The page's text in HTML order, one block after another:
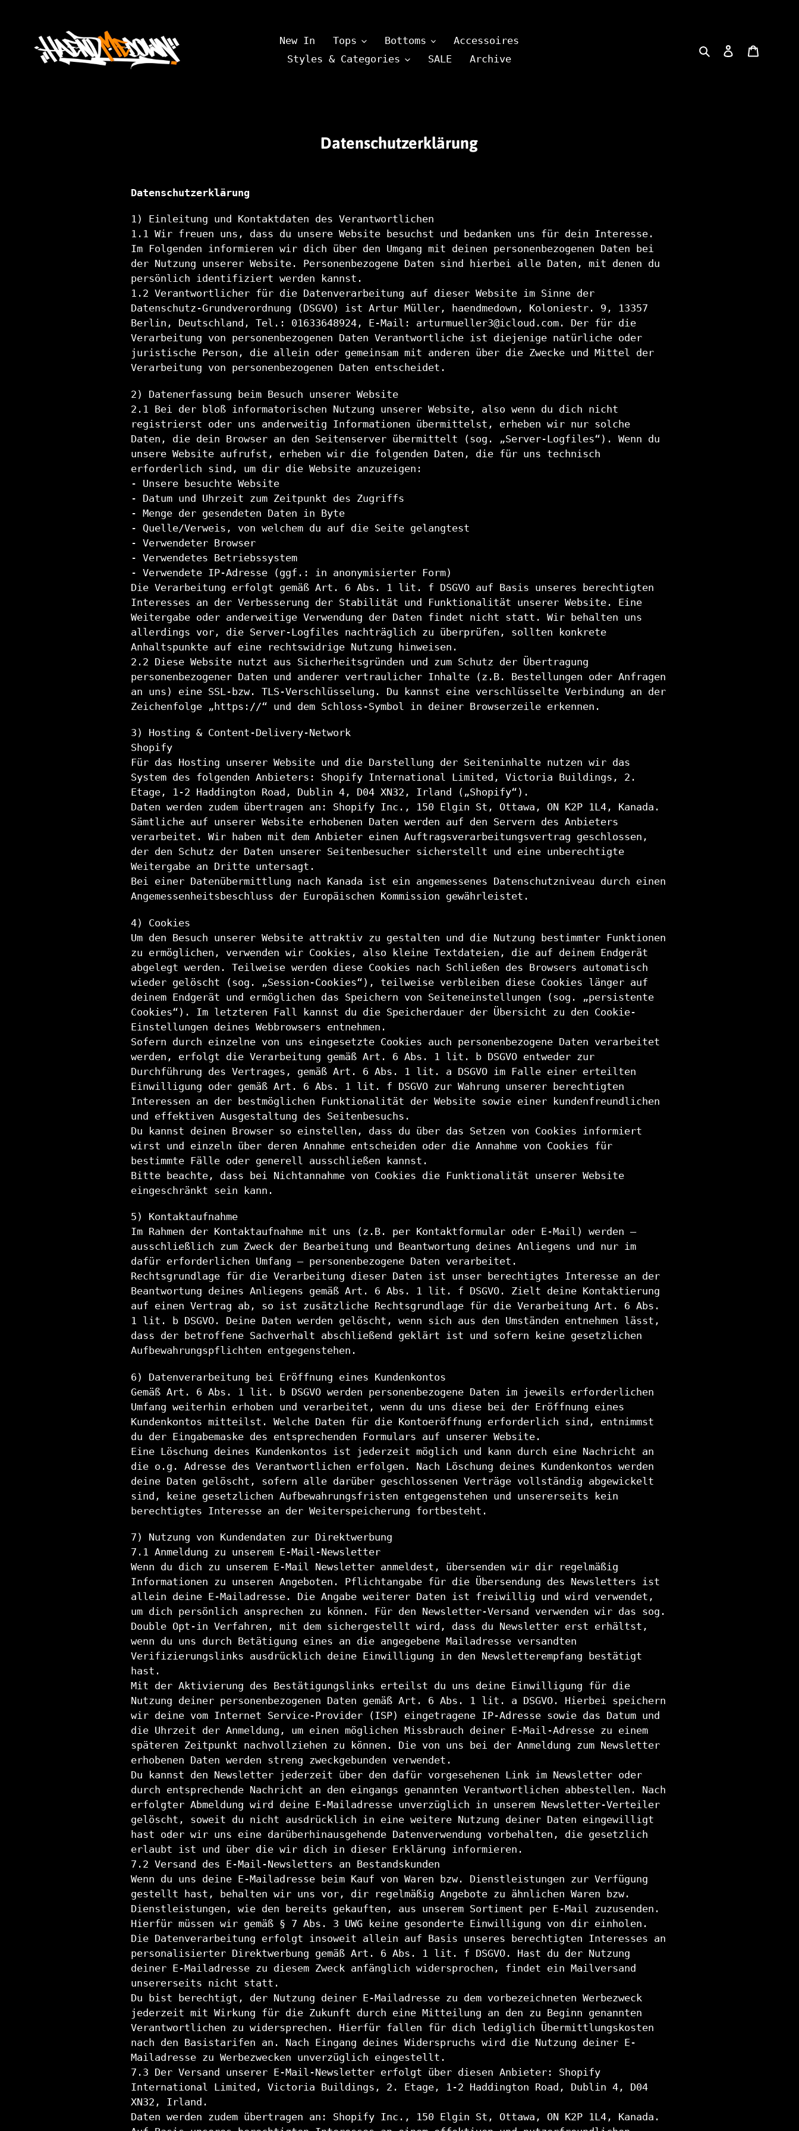
New In Tops Bottoms
Accessoires
Styles & Categories
SALE Archive
SuchenEinloggen
Datenschutzerklärung
Datenschutzerklärung
1) Einleitung und Kontaktdaten des Verantwortlichen
1.1 Wir freuen uns, dass du unsere Website besuchst und bedanken uns für dein Interesse.
Im Folgenden informieren wir dich über den Umgang mit deinen personenbezogenen Daten bei
der Nutzung unserer Website. Personenbezogene Daten sind hierbei alle Daten, mit denen du
persönlich identifiziert werden kannst.
1.2 Verantwortlicher für die Datenverarbeitung auf dieser Website im Sinne der
Datenschutz-Grundverordnung (DSGVO) ist Artur Müller, haendmedown, Koloniestr. 9, 13357
Berlin, Deutschland, Tel.: 01633648924, E-Mail: arturmueller3@icloud.com. Der für die
Verarbeitung von personenbezogenen Daten Verantwortliche ist diejenige natürliche oder
juristische Person, die allein oder gemeinsam mit anderen über die Zwecke und Mittel der
Verarbeitung von personenbezogenen Daten entscheidet.
2) Datenerfassung beim Besuch unserer Website
2.1 Bei der bloß informatorischen Nutzung unserer Website, also wenn du dich nicht
registrierst oder uns anderweitig Informationen übermittelst, erheben wir nur solche
Daten, die dein Browser an den Seitenserver übermittelt (sog. „Server-Logfiles“). Wenn du
unsere Website aufrufst, erheben wir die folgenden Daten, die für uns technisch
erforderlich sind, um dir die Website anzuzeigen:
- Unsere besuchte Website
- Datum und Uhrzeit zum Zeitpunkt des Zugriffs
- Menge der gesendeten Daten in Byte
- Quelle/Verweis, von welchem du auf die Seite gelangtest
- Verwendeter Browser
- Verwendetes Betriebssystem
- Verwendete IP-Adresse (ggf.: in anonymisierter Form)
Die Verarbeitung erfolgt gemäß Art. 6 Abs. 1 lit. f DSGVO auf Basis unseres berechtigten
Interesses an der Verbesserung der Stabilität und Funktionalität unserer Website. Eine
Weitergabe oder anderweitige Verwendung der Daten findet nicht statt. Wir behalten uns
allerdings vor, die Server-Logfiles nachträglich zu überprüfen, sollten konkrete
Anhaltspunkte auf eine rechtswidrige Nutzung hinweisen.
2.2 Diese Website nutzt aus Sicherheitsgründen und zum Schutz der Übertragung
personenbezogener Daten und anderer vertraulicher Inhalte (z.B. Bestellungen oder Anfragen
an uns) eine SSL-bzw. TLS-Verschlüsselung. Du kannst eine verschlüsselte Verbindung an der
Zeichenfolge „https://“ und dem Schloss-Symbol in deiner Browserzeile erkennen.
3) Hosting & Content-Delivery-Network
Shopify
Für das Hosting unserer Website und die Darstellung der Seiteninhalte nutzen wir das
System des folgenden Anbieters: Shopify International Limited, Victoria Buildings, 2.
Etage, 1-2 Haddington Road, Dublin 4, D04 XN32, Irland („Shopify“).
Daten werden zudem übertragen an: Shopify Inc., 150 Elgin St, Ottawa, ON K2P 1L4, Kanada.
Sämtliche auf unserer Website erhobenen Daten werden auf den Servern des Anbieters
verarbeitet. Wir haben mit dem Anbieter einen Auftragsverarbeitungsvertrag geschlossen,
der den Schutz der Daten unserer Seitenbesucher sicherstellt und eine unberechtigte
Weitergabe an Dritte untersagt.
Bei einer Datenübermittlung nach Kanada ist ein angemessenes Datenschutzniveau durch einen
Angemessenheitsbeschluss der Europäischen Kommission gewährleistet.
4) Cookies
Um den Besuch unserer Website attraktiv zu gestalten und die Nutzung bestimmter Funktionen
zu ermöglichen, verwenden wir Cookies, also kleine Textdateien, die auf deinem Endgerät
abgelegt werden. Teilweise werden diese Cookies nach Schließen des Browsers automatisch
wieder gelöscht (sog. „Session-Cookies“), teilweise verbleiben diese Cookies länger auf
deinem Endgerät und ermöglichen das Speichern von Seiteneinstellungen (sog. „persistente
Cookies“). Im letzteren Fall kannst du die Speicherdauer der Übersicht zu den Cookie-
Einstellungen deines Webbrowsers entnehmen.
Sofern durch einzelne von uns eingesetzte Cookies auch personenbezogene Daten verarbeitet
werden, erfolgt die Verarbeitung gemäß Art. 6 Abs. 1 lit. b DSGVO entweder zur
Durchführung des Vertrages, gemäß Art. 6 Abs. 1 lit. a DSGVO im Falle einer erteilten
Einwilligung oder gemäß Art. 6 Abs. 1 lit. f DSGVO zur Wahrung unserer berechtigten
Interessen an der bestmöglichen Funktionalität der Website sowie einer kundenfreundlichen
und effektiven Ausgestaltung des Seitenbesuchs.
Du kannst deinen Browser so einstellen, dass du über das Setzen von Cookies informiert
wirst und einzeln über deren Annahme entscheiden oder die Annahme von Cookies für
bestimmte Fälle oder generell ausschließen kannst.
Bitte beachte, dass bei Nichtannahme von Cookies die Funktionalität unserer Website
eingeschränkt sein kann.
5) Kontaktaufnahme
Im Rahmen der Kontaktaufnahme mit uns (z.B. per Kontaktformular oder E-Mail) werden –
ausschließlich zum Zweck der Bearbeitung und Beantwortung deines Anliegens und nur im
dafür erforderlichen Umfang – personenbezogene Daten verarbeitet.
Rechtsgrundlage für die Verarbeitung dieser Daten ist unser berechtigtes Interesse an der
Beantwortung deines Anliegens gemäß Art. 6 Abs. 1 lit. f DSGVO. Zielt deine Kontaktierung
auf einen Vertrag ab, so ist zusätzliche Rechtsgrundlage für die Verarbeitung Art. 6 Abs.
1 lit. b DSGVO. Deine Daten werden gelöscht, wenn sich aus den Umständen entnehmen lässt,
dass der betroffene Sachverhalt abschließend geklärt ist und sofern keine gesetzlichen
Aufbewahrungspflichten entgegenstehen.
6) Datenverarbeitung bei Eröffnung eines Kundenkontos
Gemäß Art. 6 Abs. 1 lit. b DSGVO werden personenbezogene Daten im jeweils erforderlichen
Umfang weiterhin erhoben und verarbeitet, wenn du uns diese bei der Eröffnung eines
Kundenkontos mitteilst. Welche Daten für die Kontoeröffnung erforderlich sind, entnimmst
du der Eingabemaske des entsprechenden Formulars auf unserer Website.
Eine Löschung deines Kundenkontos ist jederzeit möglich und kann durch eine Nachricht an
die o.g. Adresse des Verantwortlichen erfolgen. Nach Löschung deines Kundenkontos werden
deine Daten gelöscht, sofern alle darüber geschlossenen Verträge vollständig abgewickelt
sind, keine gesetzlichen Aufbewahrungsfristen entgegenstehen und unsererseits kein
berechtigtes Interesse an der Weiterspeicherung fortbesteht.
7) Nutzung von Kundendaten zur Direktwerbung
7.1 Anmeldung zu unserem E-Mail-Newsletter
Wenn du dich zu unserem E-Mail Newsletter anmeldest, übersenden wir dir regelmäßig
Informationen zu unseren Angeboten. Pflichtangabe für die Übersendung des Newsletters ist
allein deine E-Mailadresse. Die Angabe weiterer Daten ist freiwillig und wird verwendet,
um dich persönlich ansprechen zu können. Für den Newsletter-Versand verwenden wir das sog.
Double Opt-in Verfahren, mit dem sichergestellt wird, dass du Newsletter erst erhältst,
wenn du uns durch Betätigung eines an die angegebene Mailadresse versandten
Verifizierungslinks ausdrücklich deine Einwilligung in den Newsletterempfang bestätigt
hast.
Mit der Aktivierung des Bestätigungslinks erteilst du uns deine Einwilligung für die
Nutzung deiner personenbezogenen Daten gemäß Art. 6 Abs. 1 lit. a DSGVO. Hierbei speichern
wir deine vom Internet Service-Provider (ISP) eingetragene IP-Adresse sowie das Datum und
die Uhrzeit der Anmeldung, um einen möglichen Missbrauch deiner E-Mail-Adresse zu einem
späteren Zeitpunkt nachvollziehen zu können. Die von uns bei der Anmeldung zum Newsletter
erhobenen Daten werden streng zweckgebunden verwendet.
Du kannst den Newsletter jederzeit über den dafür vorgesehenen Link im Newsletter oder
durch entsprechende Nachricht an den eingangs genannten Verantwortlichen abbestellen. Nach
erfolgter Abmeldung wird deine E-Mailadresse unverzüglich in unserem Newsletter-Verteiler
gelöscht, soweit du nicht ausdrücklich in eine weitere Nutzung deiner Daten eingewilligt
hast oder wir uns eine darüberhinausgehende Datenverwendung vorbehalten, die gesetzlich
erlaubt ist und über die wir dich in dieser Erklärung informieren.
7.2 Versand des E-Mail-Newsletters an Bestandskunden
Wenn du uns deine E-Mailadresse beim Kauf von Waren bzw. Dienstleistungen zur Verfügung
gestellt hast, behalten wir uns vor, dir regelmäßig Angebote zu ähnlichen Waren bzw.
Dienstleistungen, wie den bereits gekauften, aus unserem Sortiment per E-Mail zuzusenden.
Hierfür müssen wir gemäß § 7 Abs. 3 UWG keine gesonderte Einwilligung von dir einholen.
Die Datenverarbeitung erfolgt insoweit allein auf Basis unseres berechtigten Interesses an
personalisierter Direktwerbung gemäß Art. 6 Abs. 1 lit. f DSGVO. Hast du der Nutzung
deiner E-Mailadresse zu diesem Zweck anfänglich widersprochen, findet ein Mailversand
unsererseits nicht statt.
Du bist berechtigt, der Nutzung deiner E-Mailadresse zu dem vorbezeichneten Werbezweck
jederzeit mit Wirkung für die Zukunft durch eine Mitteilung an den zu Beginn genannten
Verantwortlichen zu widersprechen. Hierfür fallen für dich lediglich Übermittlungskosten
nach den Basistarifen an. Nach Eingang deines Widerspruchs wird die Nutzung deiner E-
Mailadresse zu Werbezwecken unverzüglich eingestellt.
7.3 Der Versand unserer E-Mail-Newsletter erfolgt über diesen Anbieter: Shopify
International Limited, Victoria Buildings, 2. Etage, 1-2 Haddington Road, Dublin 4, D04
XN32, Irland.
Daten werden zudem übertragen an: Shopify Inc., 150 Elgin St, Ottawa, ON K2P 1L4, Kanada.